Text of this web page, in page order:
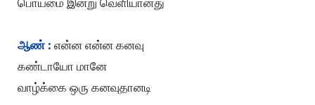
ஆண் : என்ன என்ன கனவு
கண்டாயோ மானே
வாழ்க்கை ஒரு கனவுதானடி